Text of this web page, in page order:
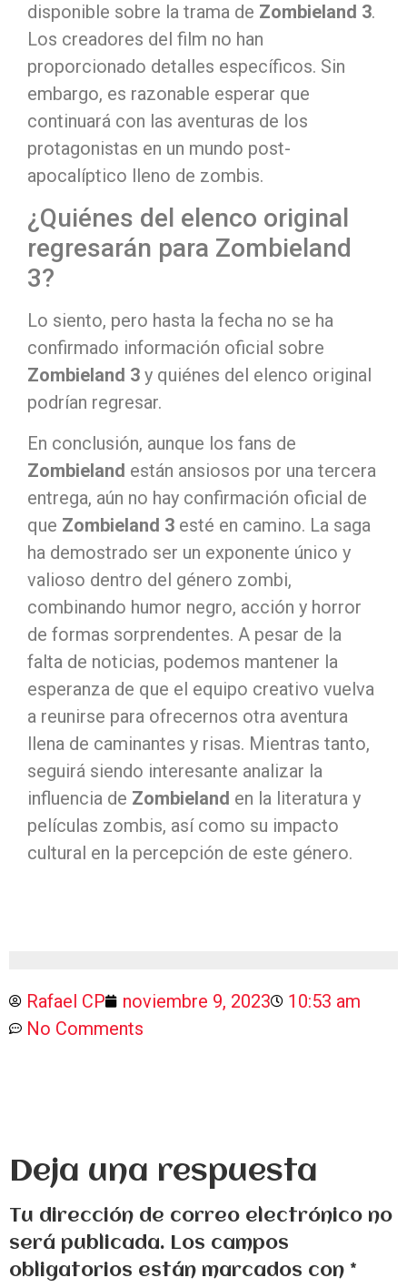
disponible sobre la trama de Zombieland 3.
Los creadores del film no han
proporcionado detalles específicos. Sin
embargo, es razonable esperar que
continuará con las aventuras de los
protagonistas en un mundo post-
apocalíptico lleno de zombis.
¿Quiénes del elenco original
regresarán para Zombieland
3?
Lo siento, pero hasta la fecha no se ha
confirmado información oficial sobre
Zombieland 3 y quiénes del elenco original
podrían regresar.
En conclusión, aunque los fans de
Zombieland están ansiosos por una tercera
entrega, aún no hay confirmación oficial de
que Zombieland 3 esté en camino. La saga
ha demostrado ser un exponente único y
valioso dentro del género zombi,
combinando humor negro, acción y horror
de formas sorprendentes. A pesar de la
falta de noticias, podemos mantener la
esperanza de que el equipo creativo vuelva
a reunirse para ofrecernos otra aventura
llena de caminantes y risas. Mientras tanto,
seguirá siendo interesante analizar la
influencia de Zombieland en la literatura y
películas zombis, así como su impacto
cultural en la percepción de este género.
Rafael CP noviembre 9, 2023
10:53 am
No Comments
Deja una respuesta
Tu dirección de correo electrónico no
será publicada. Los campos
obligatorios están marcados con *